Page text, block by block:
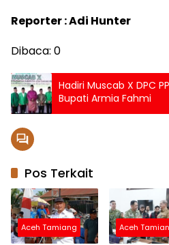
Reporter : Adi Hunter
Dibaca: 0
Hadiri Muscab X DPC
Bupati Armia Fahmi
Pos Terkait
Aceh Tamiang Aceh